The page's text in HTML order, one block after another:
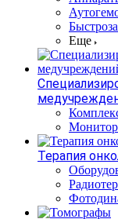
Еще
Терапия